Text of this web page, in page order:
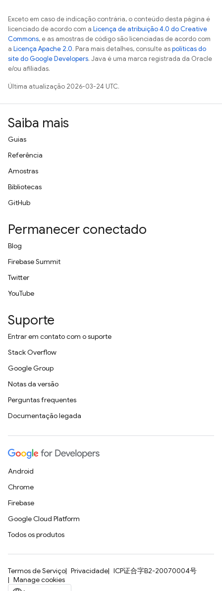
Exceto em caso de indicação contrária, o conteúdo desta página é
licenciado de acordo com a Licença de atribuição 4.0 do Creative
Commons, e as amostras de código são licenciadas de acordo com
a Licença Apache 2.0. Para mais detalhes, consulte aspolíticas do
site do Google Developers. Java é uma marca registrada da Oracle
e/ou afiliadas.
Última atualização 2026-03-24 UTC.
Saiba mais
Guias
Referência
Amostras
Bibliotecas
GitHub
Permanecer conectado
Blog
Firebase Summit
Twitter
YouTube
Suporte
Entrar em contato com o suporte
Stack Overflow
Google Group
Notas da versão
Perguntas frequentes
Documentação legada
Android
Chrome
Firebase
Google Cloud Platform
Todos os produtos
Termos de Serviço Privacidade
ICP证合字B2-20070004号
Manage cookies